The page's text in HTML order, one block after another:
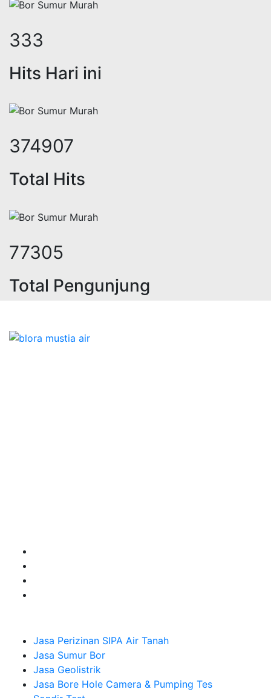
407
Hits Hari ini
458693
Total Hits
95549
Total Pengunjung
Jasa Perizinan SIPA Air Tanah
Jasa Sumur Bor
Jasa Geolistrik
Jasa Bore Hole Camera & Pumping Tes